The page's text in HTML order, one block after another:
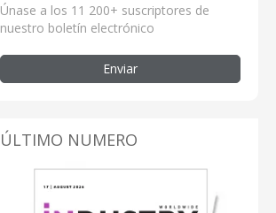
Únase a los 11 200+ suscriptores de
nuestro boletín electrónico
Enviar
ÚLTIMO NUMERO